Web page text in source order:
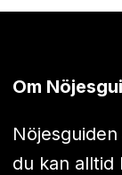
Om
du kan alltid